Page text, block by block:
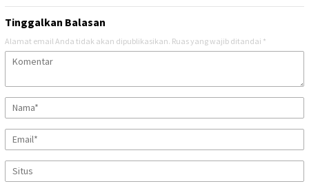
Tinggalkan Balasan
Alamat email Anda tidak akan dipublikasikan. Ruas yang wajib ditandai *